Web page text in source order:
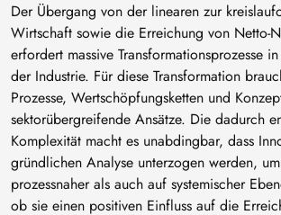
Der Übergang von der linearen zur
Wirtschaft sowie die Erreichung von Netto-
erfordert massive Transformationsprozesse
der Industrie. Für diese Transformation
Prozesse, Wertschöpfungsketten und
sektorübergreifende Ansätze. Die dadurch
Komplexität macht es unabdingbar, dass
gründlichen Analyse unterzogen werden,
prozessnaher als auch auf systemischer
ob sie einen positiven Einfluss auf die